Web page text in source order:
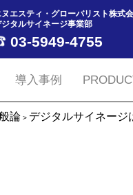
ヌエスティ・グローバリスト株式
タルサイネージ事業部
03-5949-4755
導入事例
論 > デジタルサイネージ